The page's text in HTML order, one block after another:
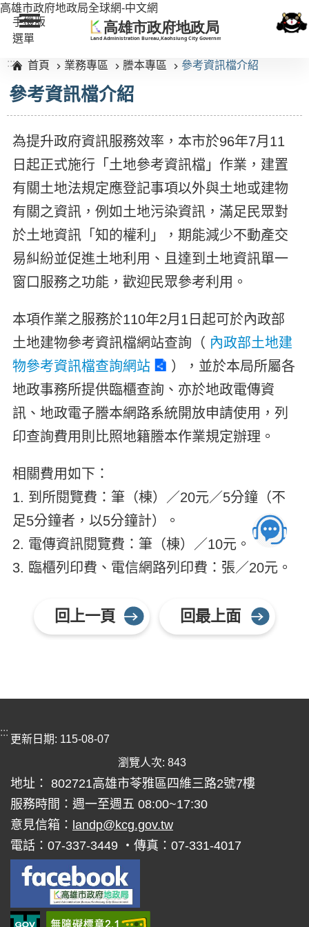
跳到主要內容區塊
手機版
選單
高雄市政府地政局全球網-中文網
:::
::: 首頁 業務專區 謄本專區 參考資訊檔介紹
參考資訊檔介紹
為提升政府資訊服務效率，本市於96年7月11
日起正式施行「土地參考資訊檔」作業，建置
有關土地法規定應登記事項以外與土地或建物
有關之資訊，例如土地污染資訊，滿足民眾對
於土地資訊「知的權利」，期能減少不動產交
易糾紛並促進土地利用、且達到土地資訊單一
窗口服務之功能，歡迎民眾參考利用。
本項作業之服務於110年2月1日起可於內政部
土地建物參考資訊檔網站查詢（ 內政部土地建
物參考資訊檔查詢網站
），並於本局所屬各
地政事務所提供臨櫃查詢、亦於地政電傳資
訊、地政電子謄本網路系統開放申請使用，列
印查詢費用則比照地籍謄本作業規定辦理。
相關費用如下：
1. 到所閱覽費：筆（棟）／20元／5分鐘（不
足5分鐘者，以5分鐘計）。
2. 電傳資訊閱覽費：筆（棟）／10元。
3. 臨櫃列印費、電信網路列印費：張／20元。
回上一頁 回最上面
:::
更新日期
115-08-07
瀏覽人次 843
地址： 802721高雄市苓雅區四維三路2號7樓
服務時間：週一至週五 08:00~17:30
意見信箱： landp@kcg.gov.tw
電話：07-337-3449 ‧傳真：07-331-4017